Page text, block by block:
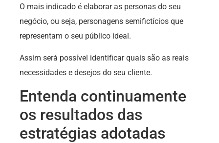
O mais indicado é elaborar as personas do seu
negócio, ou seja, personagens semifictícios que
representam o seu público ideal.
Assim será possível identificar quais são as reais
necessidades e desejos do seu cliente.
Entenda continuamente
os resultados das
estratégias adotadas